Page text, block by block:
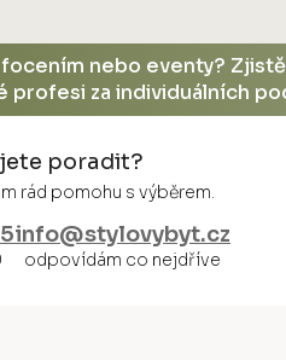
nebo eventy?
profesi za individuálních
poradit?
rád pomohu s výběrem.
info@stylovybyt.cz
odpovídám co nejdříve